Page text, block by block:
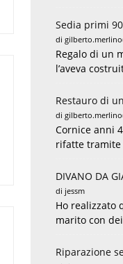
Sedia primi
di
Regalo di un
l’aveva
Restauro di
di
Cornice anni
rifatte tramite
DIVANO DA
di jessm
Ho realizzato
marito con
Riparazione